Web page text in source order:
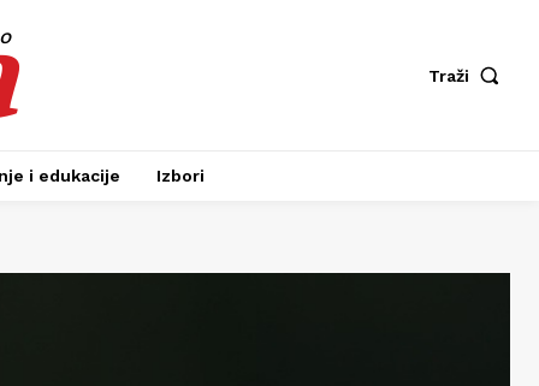
Traži
i edukacije Izbori